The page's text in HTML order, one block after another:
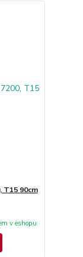
T15 90cm
v eshopu